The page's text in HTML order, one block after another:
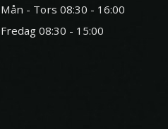
Mån - Tors 08:30 - 16:00
Fredag 08:30 - 15:00